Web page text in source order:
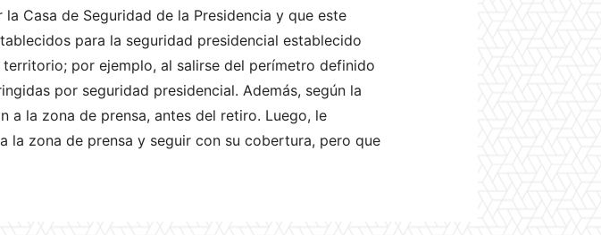
Casa de Seguridad de la Presidencia y que este
para la seguridad presidencial establecido
por ejemplo, al salirse del perímetro definido
por seguridad presidencial. Además, según la
a la zona de prensa, antes del retiro. Luego, le
la zona de prensa y seguir con su cobertura, pero que